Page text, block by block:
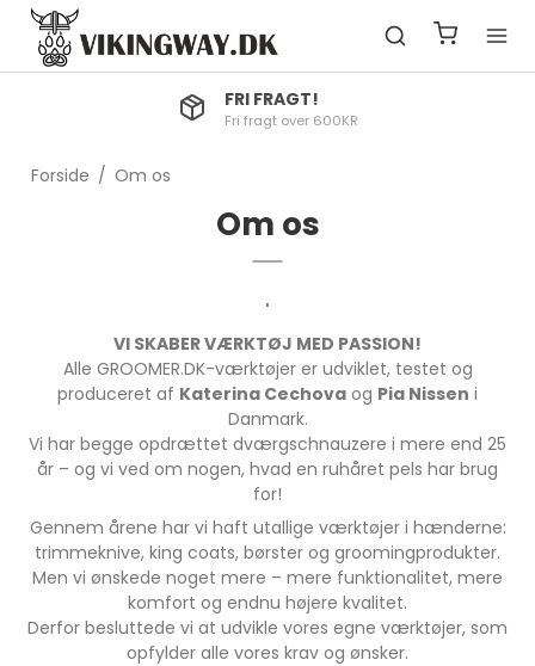
FRI FRAGT!
Fri fragt over 600KR
Forside / Om os
Om os
'
VI SKABER VÆRKTØJ MED PASSION!
Alle GROOMER.DK-værktøjer er udviklet, testet og
produceret af Katerina Cechova og Pia Nissen i
Danmark.
Vi har begge opdrættet dværgschnauzere i mere end 25
år – og vi ved om nogen, hvad en ruhåret pels har brug
for!
Gennem årene har vi haft utallige værktøjer i hænderne:
trimmeknive, king coats, børster og groomingprodukter.
Men vi ønskede noget mere – mere funktionalitet, mere
komfort og endnu højere kvalitet.
Derfor besluttede vi at udvikle vores egne værktøjer, som
opfylder alle vores krav og ønsker.